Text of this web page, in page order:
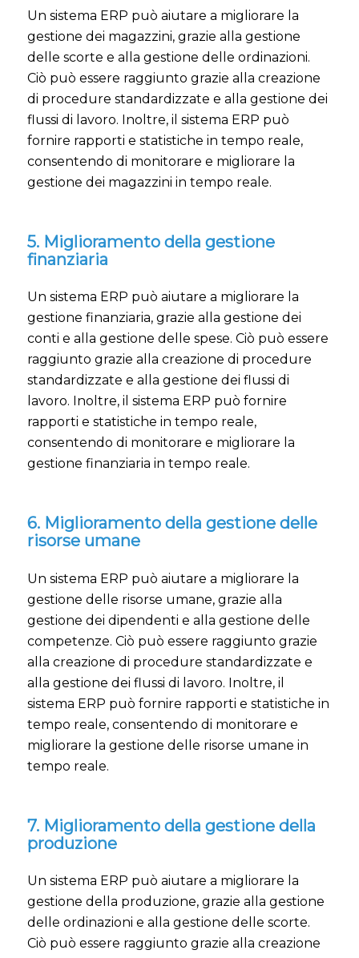
Un sistema ERP può aiutare a migliorare la
gestione dei magazzini, grazie alla gestione
delle scorte e alla gestione delle ordinazioni.
Ciò può essere raggiunto grazie alla creazione
di procedure standardizzate e alla gestione dei
flussi di lavoro. Inoltre, il sistema ERP può
fornire rapporti e statistiche in tempo reale,
consentendo di monitorare e migliorare la
gestione dei magazzini in tempo reale.
5. Miglioramento della gestione
finanziaria
Un sistema ERP può aiutare a migliorare la
gestione finanziaria, grazie alla gestione dei
conti e alla gestione delle spese. Ciò può essere
raggiunto grazie alla creazione di procedure
standardizzate e alla gestione dei flussi di
lavoro. Inoltre, il sistema ERP può fornire
rapporti e statistiche in tempo reale,
consentendo di monitorare e migliorare la
gestione finanziaria in tempo reale.
6. Miglioramento della gestione delle
risorse umane
Un sistema ERP può aiutare a migliorare la
gestione delle risorse umane, grazie alla
gestione dei dipendenti e alla gestione delle
competenze. Ciò può essere raggiunto grazie
alla creazione di procedure standardizzate e
alla gestione dei flussi di lavoro. Inoltre, il
sistema ERP può fornire rapporti e statistiche in
tempo reale, consentendo di monitorare e
migliorare la gestione delle risorse umane in
tempo reale.
7. Miglioramento della gestione della
produzione
Un sistema ERP può aiutare a migliorare la
gestione della produzione, grazie alla gestione
delle ordinazioni e alla gestione delle scorte.
Ciò può essere raggiunto grazie alla creazione